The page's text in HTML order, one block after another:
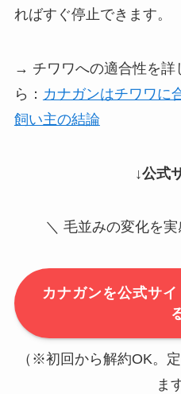
ればすぐ停止できます。
→ チワワへの適合性を詳
ら： カナガンはチワワに
飼い主の結論
↓公式
＼ 毛並みの変化を
カナガンを公式サ
（※初回から解約OK。
ま